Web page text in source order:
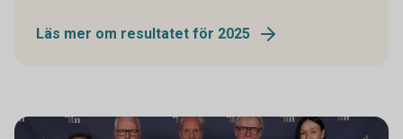
Läs mer om resultatet för 2025